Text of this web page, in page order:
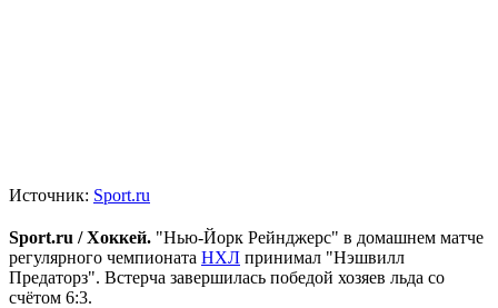
Источник: Sport.ru
Sport.ru / Хоккей. "Нью-Йорк Рейнджерс" в домашнем матче
регулярного чемпионата НХЛ принимал "Нэшвилл
Предаторз". Встерча завершилась победой хозяев льда со
счётом 6:3.